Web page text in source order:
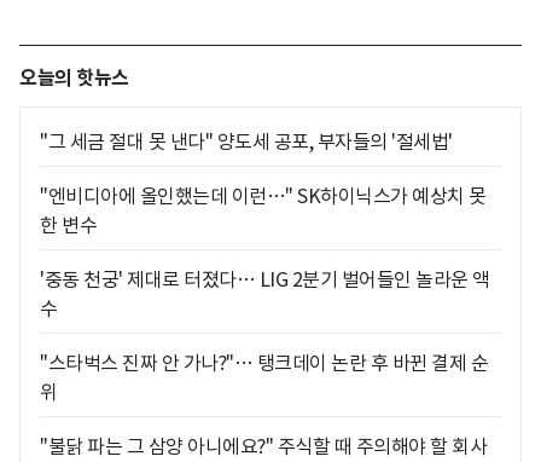
오늘의 핫뉴스
"그 세금 절대 못 낸다" 양도세 공포, 부자들의 '절세법'
"엔비디아에 올인했는데 이런…" SK하이닉스가 예상치 못
한 변수
'중동 천궁' 제대로 터졌다… LIG 2분기 벌어들인 놀라운 액
수
"스타벅스 진짜 안 가나?"… 탱크데이 논란 후 바뀐 결제 순
위
"불닭 파는 그 삼양 아니에요?" 주식할 때 주의해야 할 회사